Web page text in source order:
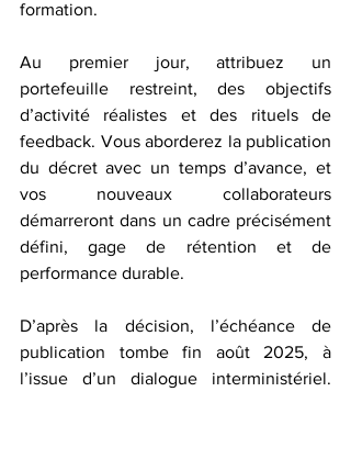
formation.
Au premier jour, attribuez un
portefeuille restreint, des objectifs
d’activité réalistes et des rituels de
feedback. Vous aborderez la publication
du décret avec un temps d’avance, et
vos nouveaux collaborateurs
démarreront dans un cadre précisément
défini, gage de rétention et de
performance durable.
D’après la décision, l’échéance de
publication tombe fin août 2025, à
l’issue d’un dialogue interministériel.